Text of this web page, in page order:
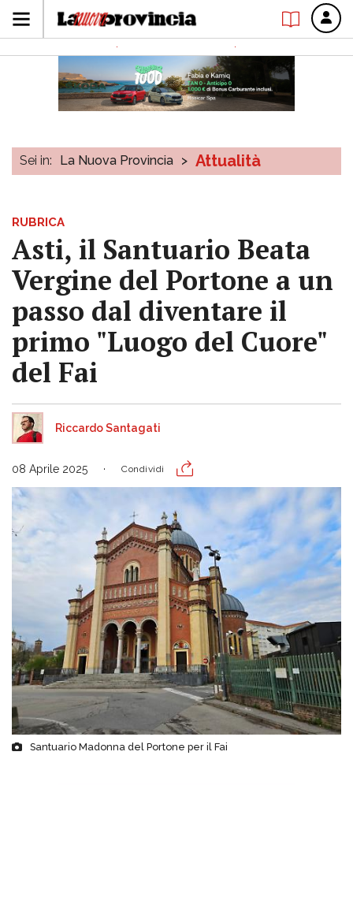
Sei in: La Nuova Provincia > Attualità
RUBRICA
Asti, il Santuario Beata
Vergine del Portone a un
passo dal diventare il
primo "Luogo del Cuore"
del Fai
Riccardo Santagati
08 Aprile 2025 Condividi
Santuario Madonna del Portone per il Fai